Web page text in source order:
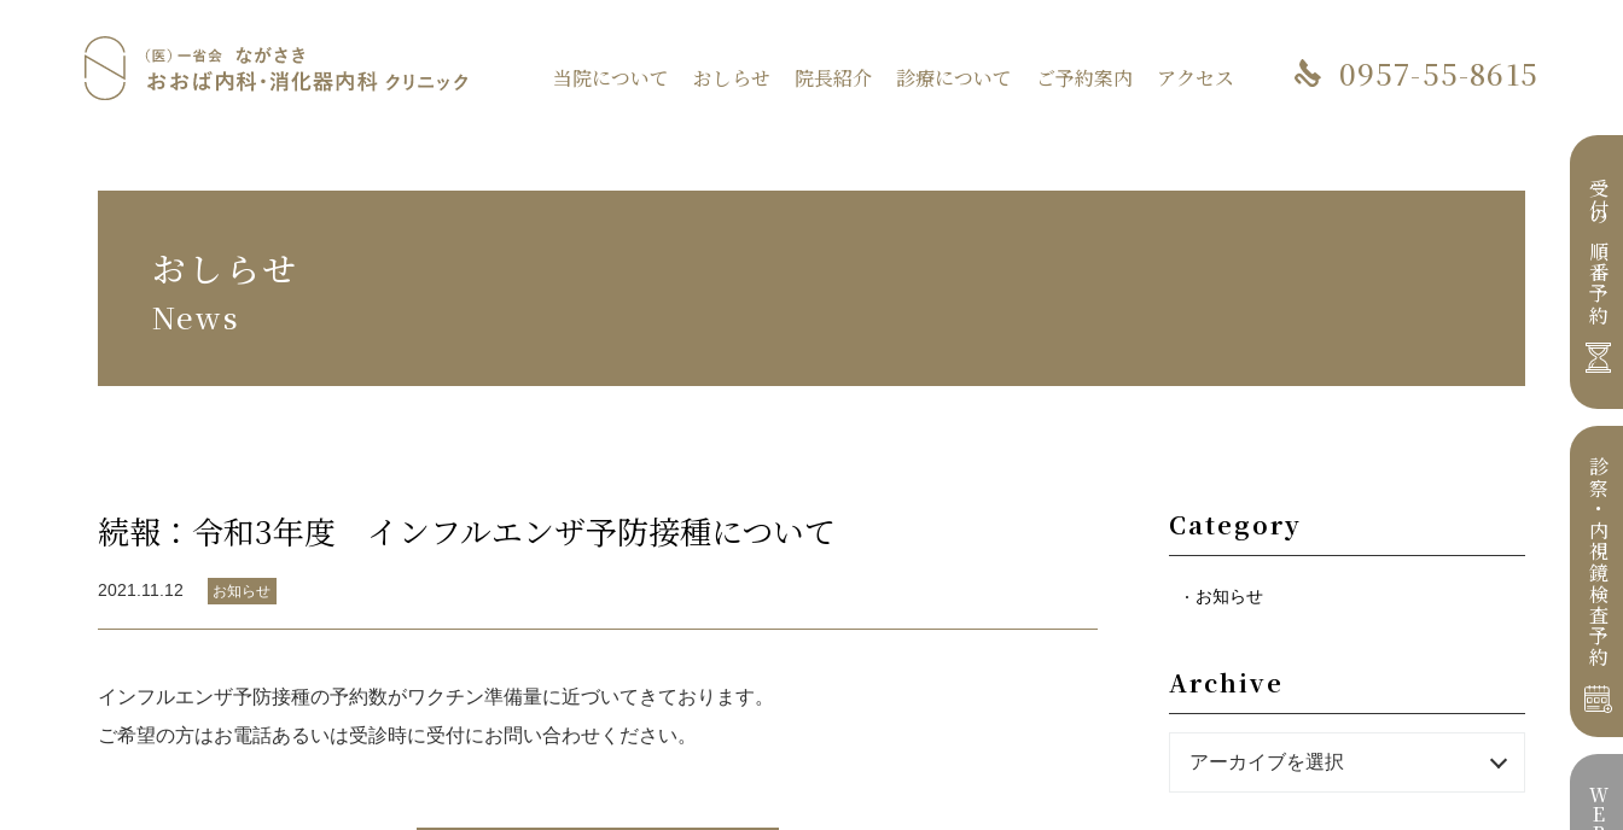
当院について
おしらせ 院長紹介 診療について ご予約案内 アクセス 0957-55-8615
受付
の
順番予約
診察・内視鏡
検査
予約
W
E
おしらせ
News
続報：令和3年度 インフルエンザ予防接種について
2021.11.12 お知らせ
インフルエンザ予防接種の予約数がワクチン準備量に近づいてきております。
ご希望の方はお電話あるいは受診時に受付にお問い合わせください。
Category
お知らせ
Archive
アーカイブを選択